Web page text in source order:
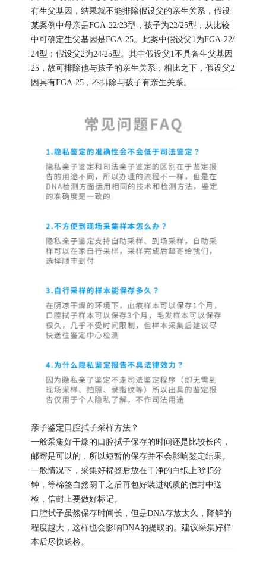
有生父基因，结果就不能排除假设父的亲生关系，假设
某案例中母亲是FGA-22/23型，孩子为22/25型，从比较
中可确定生父基因是FGA-25。此案中假设父1为FGA-22/
24型；假设父2为24/25型。其中假设父1不具备生父基因
25，故可排除他与孩子的亲生关系；相比之下，假设父2
因具有FGA-25，不排除与孩子有亲生关系。
亲子鉴定口腔拭子采样方法？
一般采集好干燥的口腔拭子保存的时间还是比较长的，
邮寄是可以的，所以短暂的保存并不会影响鉴定结果。
一般情况下，采集好棉签后放在干净的白纸上3到5分
钟，等棉签自然阴干之后再包好装进纸质的信封中送
检，信封上要做好标记。
口腔拭子虽然保存时间长，但是DNA存放太久，降解的
程度越大，这样也会影响DNA的提取的。建议采集好样
本后尽快送检。